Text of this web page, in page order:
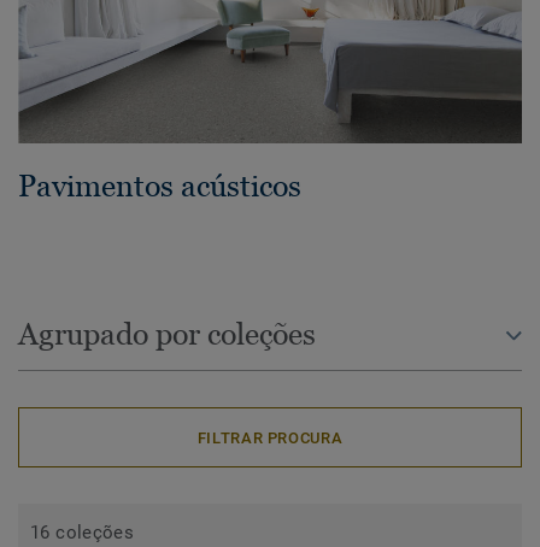
Pavimentos acústicos
Agrupado por coleções
FILTRAR PROCURA
16 coleções